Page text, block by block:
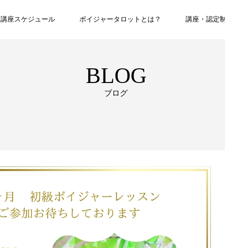
講座スケジュール ボイジャータロットとは？ 講座・認定
BLOG
ブログ